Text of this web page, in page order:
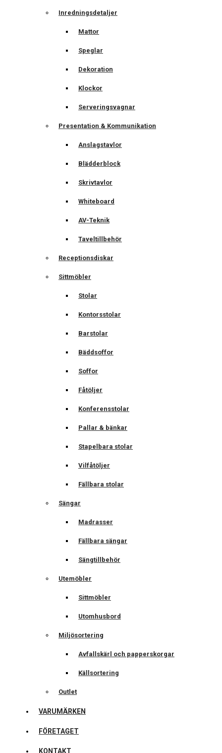
Inredningsdetaljer
Mattor
Speglar
Dekoration
Klockor
Serveringsvagnar
Presentation & Kommunikation
Anslagstavlor
Blädderblock
Skrivtavlor
Whiteboard
AV-Teknik
Taveltillbehör
Receptionsdiskar
Sittmöbler
Stolar
Kontorsstolar
Barstolar
Bäddsoffor
Soffor
Fåtöljer
Konferensstolar
Pallar & bänkar
Stapelbara stolar
Vilfåtöljer
Fällbara stolar
Sängar
Madrasser
Fällbara sängar
Sängtillbehör
Utemöbler
Sittmöbler
Utomhusbord
Miljösortering
Avfallskärl och papperskorgar
Källsortering
Outlet
VARUMÄRKEN
FÖRETAGET
KONTAKT